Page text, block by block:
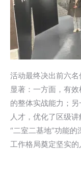
活动最终决出前六
显著：一方面，有
的整体实战能力；
人才，优化了区级
“二室二基地”功能
工作格局奠定坚实的